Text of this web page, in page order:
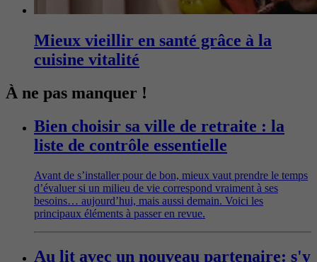
Mieux vieillir en santé grâce à la
cuisine vitalité
À ne pas manquer !
Bien choisir sa ville de retraite : la
liste de contrôle essentielle
Avant de s’installer pour de bon, mieux vaut prendre le temps
d’évaluer si un milieu de vie correspond vraiment à ses
besoins… aujourd’hui, mais aussi demain. Voici les
principaux éléments à passer en revue.
Au lit avec un nouveau partenaire: s'y